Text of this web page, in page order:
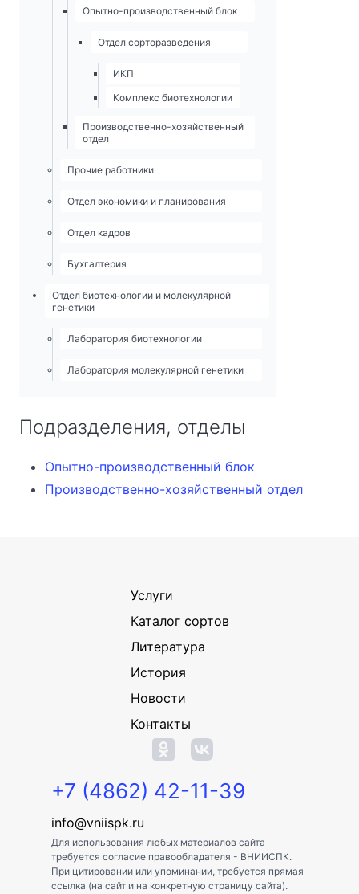
Опытно-­производственный блок
Отдел сорторазведения
ИКП
Комплекс биотехнологии
Производственно-хозяйственный
отдел
Прочие работники
Отдел экономики и планирования
Отдел кадров
Бухгалтерия
Отдел биотехнологии и молекулярной
генетики
Лаборатория биотехнологии
Лаборатория молекулярной генетики
Подразделения, отделы
Опытно-­производственный блок
Производственно-хозяйственный отдел
Услуги
Каталог сортов
Литература
История
Новости
Контакты
+7 (4862) 42-11-39
info@vniispk.ru
Для использования любых материалов сайта
требуется согласие правообладателя - ВНИИСПК.
При цитировании или упоминании, требуется прямая
ссылка (на сайт и на конкретную страницу сайта).